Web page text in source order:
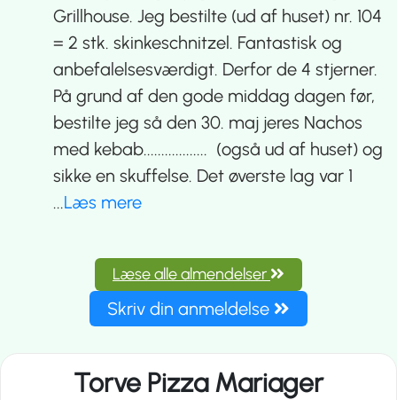
Grillhouse. Jeg bestilte (ud af huset) nr. 104
= 2 stk. skinkeschnitzel. Fantastisk og
anbefalelsesværdigt. Derfor de 4 stjerner.
På grund af den gode middag dagen før,
bestilte jeg så den 30. maj jeres Nachos
med kebab.................. (også ud af huset) og
sikke en skuffelse. Det øverste lag var 1
...Læs mere
Læse alle almendelser
Skriv din anmeldelse
Torve Pizza Mariager